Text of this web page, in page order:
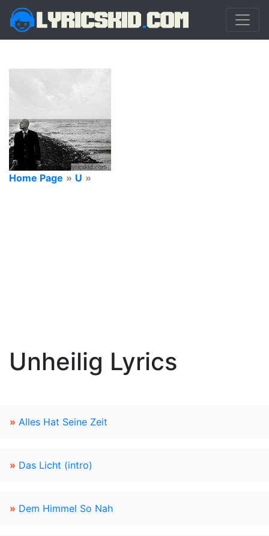
Home Page » U »
Unheilig Lyrics
» Alles Hat Seine Zeit
» Das Licht (intro)
» Dem Himmel So Nah